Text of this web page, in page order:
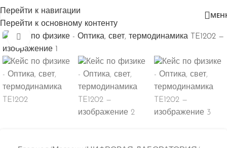
Перейти к навигации
Перейти к основному контенту
Нажмите, чтобы увеличить